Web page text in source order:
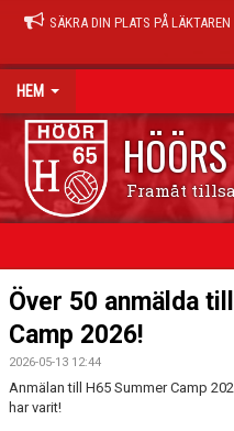
SÄKRA DIN PLATS PÅ
HEM
Framåt
HEM
NYHETER
KALENDER
Över 50 anmälda
Camp 2026!
2026-05-13 12:44
Anmälan till H65 Summer Camp
har varit!